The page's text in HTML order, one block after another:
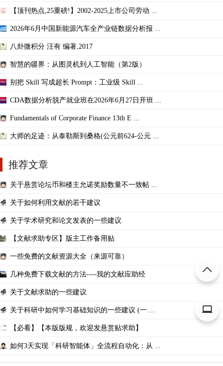
【顶刊热点,25重磅!】2002-2025上市公司劳动 ...
2026年6月中国新能源汽车全产业链数据分析报 ...
八卦微积分 汪有 编著,2017
智慧的疆界：从图灵机到人工智能（第2版）
别把 Skill 写成超长 Prompt：工业级 Skill ...
CDA数据分析脱产就业班在2026年6月27日开班 ...
Fundamentals of Corporate Finance 13th E ...
大师的足迹：从泰勒斯到桑格(公元前624-公元 ...
推荐文章
关于悬赏论坛币和楼主允诺奖励数量不一致帖 ...
关于如何利用文献的若干建议
关于学术研究和论文发表的一些建议
【文献求助专区】版主工作备用贴
一些免费的文献资源大全（来源可靠）
几种免费下载文献的方法----我的文献应助经
关于文献求助的一些建议
关于科研中如何学习基础知识的一些建议 (一 ...
【必看】【本版版规，欢迎发悬赏贴求助】
如何3天实现「科研智能体」全流程自动化：从 ...